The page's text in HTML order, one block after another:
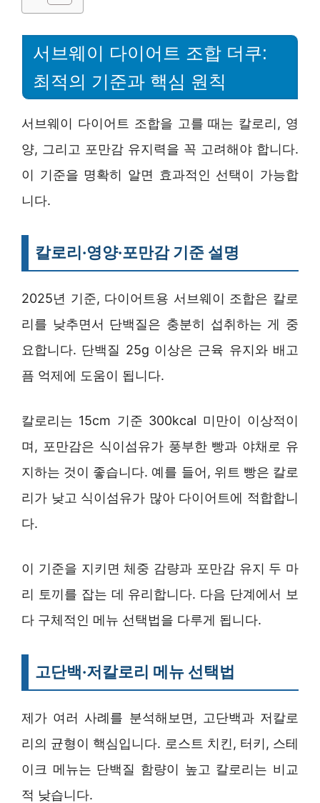
서브웨이 다이어트 조합 더쿠:
최적의 기준과 핵심 원칙
서브웨이 다이어트 조합을 고를 때는 칼로리, 영
양, 그리고 포만감 유지력을 꼭 고려해야 합니다.
이 기준을 명확히 알면 효과적인 선택이 가능합
니다.
칼로리·영양·포만감 기준 설명
2025년 기준, 다이어트용 서브웨이 조합은 칼로
리를 낮추면서 단백질은 충분히 섭취하는 게 중
요합니다. 단백질 25g 이상은 근육 유지와 배고
픔 억제에 도움이 됩니다.
칼로리는 15cm 기준 300kcal 미만이 이상적이
며, 포만감은 식이섬유가 풍부한 빵과 야채로 유
지하는 것이 좋습니다. 예를 들어, 위트 빵은 칼로
리가 낮고 식이섬유가 많아 다이어트에 적합합니
다.
이 기준을 지키면 체중 감량과 포만감 유지 두 마
리 토끼를 잡는 데 유리합니다. 다음 단계에서 보
다 구체적인 메뉴 선택법을 다루게 됩니다.
고단백·저칼로리 메뉴 선택법
제가 여러 사례를 분석해보면, 고단백과 저칼로
리의 균형이 핵심입니다. 로스트 치킨, 터키, 스테
이크 메뉴는 단백질 함량이 높고 칼로리는 비교
적 낮습니다.